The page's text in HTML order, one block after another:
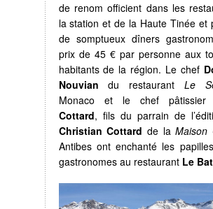
de renom officient dans les
la station et de la Haute Tinée et
de somptueux dîners
prix de 45 € par personne aux
habitants de la région. Le chef
Nouvian du restaurant Le
Monaco et le chef pâtissier
Cottard, fils du parrain de
Christian Cottard de laMaison
Antibes ont enchanté les
gastronomes au restaurant Le